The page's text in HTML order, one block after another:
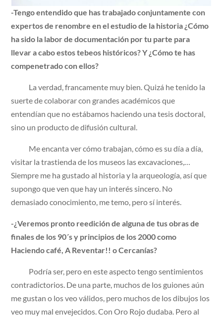
-Tengo entendido que has trabajado conjuntamente con
expertos de renombre en el estudio de la historia ¿Cómo
ha sido la labor de documentación por tu parte para
llevar a cabo estos tebeos históricos? Y ¿Cómo te has
compenetrado con ellos?
La verdad, francamente muy bien. Quizá he tenido la
suerte de colaborar con grandes académicos que
entendían que no estábamos haciendo una tesis doctoral,
sino un producto de difusión cultural.
Me encanta ver cómo trabajan, cómo es su día a día,
visitar la trastienda de los museos las excavaciones,…
Siempre me ha gustado al historia y la arqueología, así que
supongo que ven que hay un interés sincero. No
demasiado conocimiento, me temo, pero sí interés.
-¿Veremos pronto reedición de alguna de tus obras de
finales de los 90´s y principios de los 2000 como
Haciendo café, A Reventar!! o Cercanías?
Podría ser, pero en este aspecto tengo sentimientos
contradictorios. De una parte, muchos de los guiones aún
me gustan o los veo válidos, pero muchos de los dibujos los
veo muy mal envejecidos. Con Oro Rojo dudaba. Pero al